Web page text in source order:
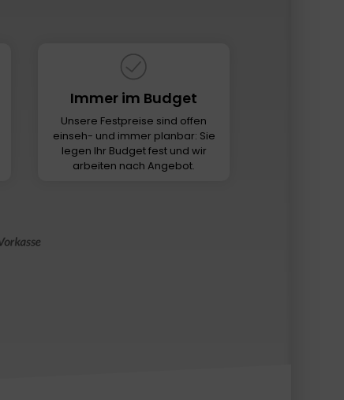
Immer im Budget
Unsere Festpreise sind offen
einseh- und immer planbar: Sie
legen Ihr Budget fest und wir
arbeiten nach Angebot.